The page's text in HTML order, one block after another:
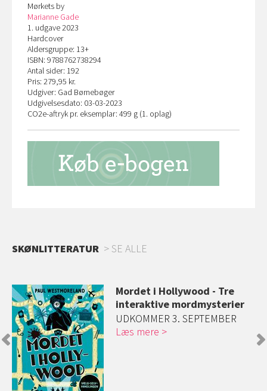
Mørkets by
Marianne Gade
1. udgave 2023
Hardcover
Aldersgruppe: 13+
ISBN: 9788762738294
Antal sider: 192
Pris: 279,95 kr.
Udgiver: Gad Børnebøger
Udgivelsesdato: 03-03-2023
CO2e-aftryk pr. eksemplar: 499 g (1. oplag)
SKØNLITTERATUR SE ALLE
Mordet i Hollywood - Tre
interaktive mordmysterier
UDKOMMER 3. SEPTEMBER
Læs mere